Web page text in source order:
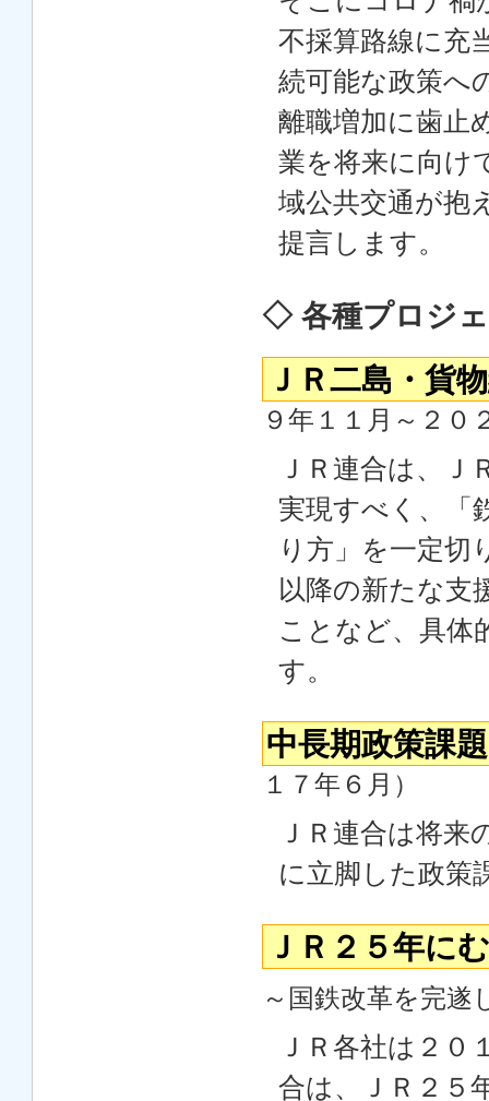
不採算路線に充
続可能な政策へ
離職増加に歯止
業を将来に向け
域公共交通が抱
提言します。
◇ 各種プロジ
ＪＲ二島・貨
９年１１月～２０
ＪＲ連合は、Ｊ
実現すべく、「
り方」を一定切
以降の新たな支
ことなど、具体
す。
中長期政策課
１７年６月）
ＪＲ連合は将来
に立脚した政
ＪＲ２５年に
～国鉄改革を完遂
ＪＲ各社は２０
合は、ＪＲ２５